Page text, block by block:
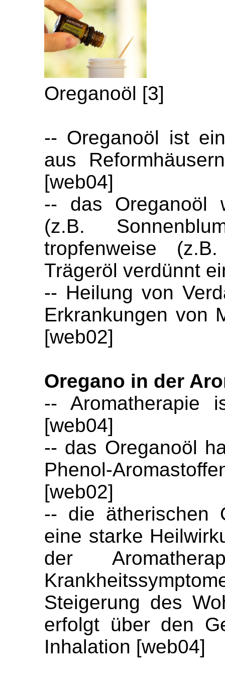
Oreganoöl [3]
-- Oreganoöl ist
aus
[web04]
-- das Oreganoöl
(z.B.
tropfenweise
Trägeröl verdünnt
-- Heilung von
Erkrankungen von
[web02]
Oregano in der
-- Aromatherapie
[web04]
-- das Oreganoöl
Phenol-
[web02]
-- die ätherischen
eine starke
der
Steigerung des
erfolgt über den
Inhalation [web04]